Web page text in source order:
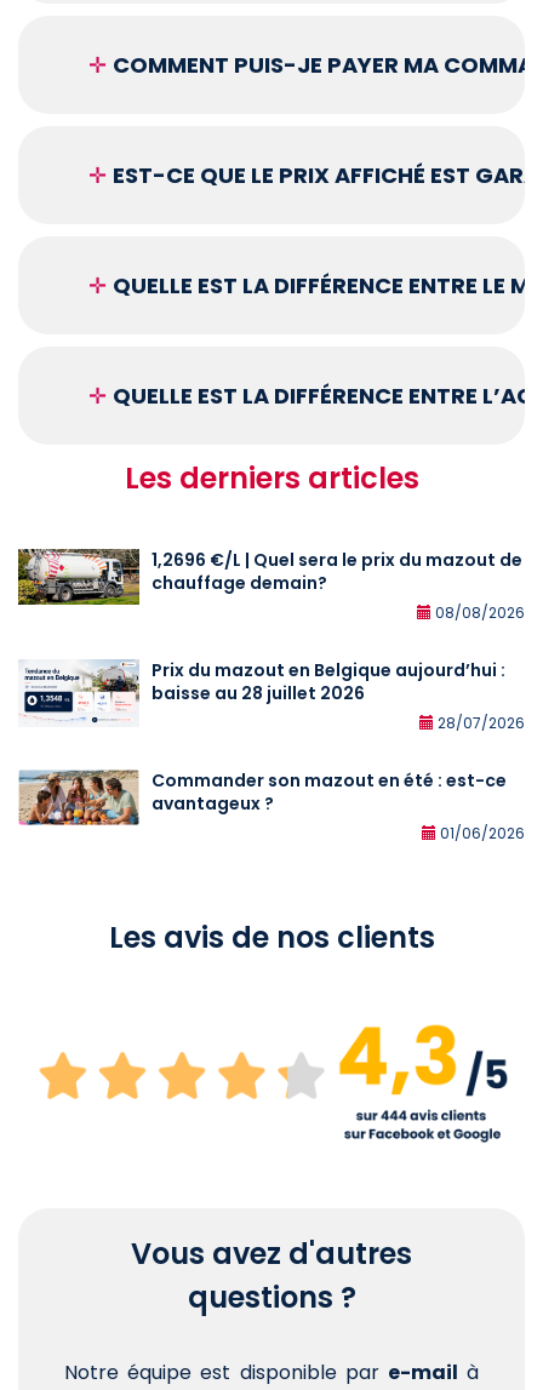
✛ COMMENT PUIS-JE PAYER MA
✛ EST-CE QUE LE PRIX AFFICHÉ EST
✛ QUELLE EST LA DIFFÉRENCE ENTRE LE
✛ QUELLE EST LA DIFFÉRENCE ENTRE
Les derniers articles
1,2696 €/L | Quel sera le prix du mazout de
chauffage demain?
08/08/2026
Prix du mazout en Belgique aujourd’hui :
baisse au 28 juillet 2026
28/07/2026
Commander son mazout en été : est-ce
avantageux ?
01/06/2026
Les avis de nos clients
Vous avez d'autres
questions ?
Notre équipe est disponible par e-mail à